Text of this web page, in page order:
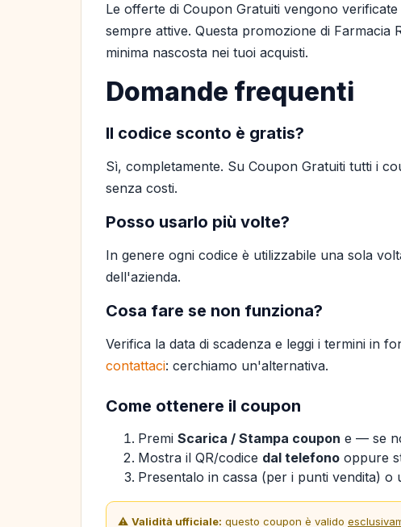
Le offerte di Coupon Gratuiti vengono
sempre attive. Questa promozione di Farmacia
minima nascosta nei tuoi acquisti.
Domande frequenti
Il codice sconto è gratis?
Sì, completamente. Su Coupon Gratuiti tutti i
senza costi.
Posso usarlo più volte?
In genere ogni codice è utilizzabile una sola
dell'azienda.
Cosa fare se non funziona?
Verifica la data di scadenza e leggi i termini in
contattaci: cerchiamo un'alternativa.
Come ottenere il coupon
Premi Scarica / Stampa coupon e — se
Mostra il QR/codice dal telefono oppure
Presentalo in cassa (per i punti vendita) o
⚠️ Validità ufficiale: questo coupon è valido